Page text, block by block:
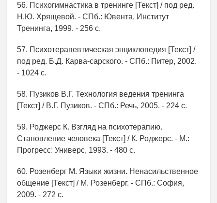
56. Психогимнастика в тренинге [Текст] / под ред.
Н.Ю. Хрящевой. - СПб.: Ювента, Институт
Тренинга, 1999. - 256 с.
57. Психотерапевтическая энциклопедия [Текст] /
под ред. Б.Д. Карва-сарского. - СПб.: Питер, 2002.
- 1024 с.
58. Пузиков В.Г. Технология ведения тренинга
[Текст] / В.Г. Пузиков. - СПб.: Речь, 2005. - 224 с.
59. Роджерс К. Взгляд на психотерапию.
Становление человека [Текст] / К. Роджерс. - М.:
Прогресс: Универс, 1993. - 480 с.
60. Розенберг М. Языки жизни. Ненасильственное
общение [Текст] / М. Розенберг. - СПб.: София,
2009. - 272 с.